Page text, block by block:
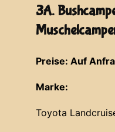
3A.
Preise: Auf
Marke:
Toyota